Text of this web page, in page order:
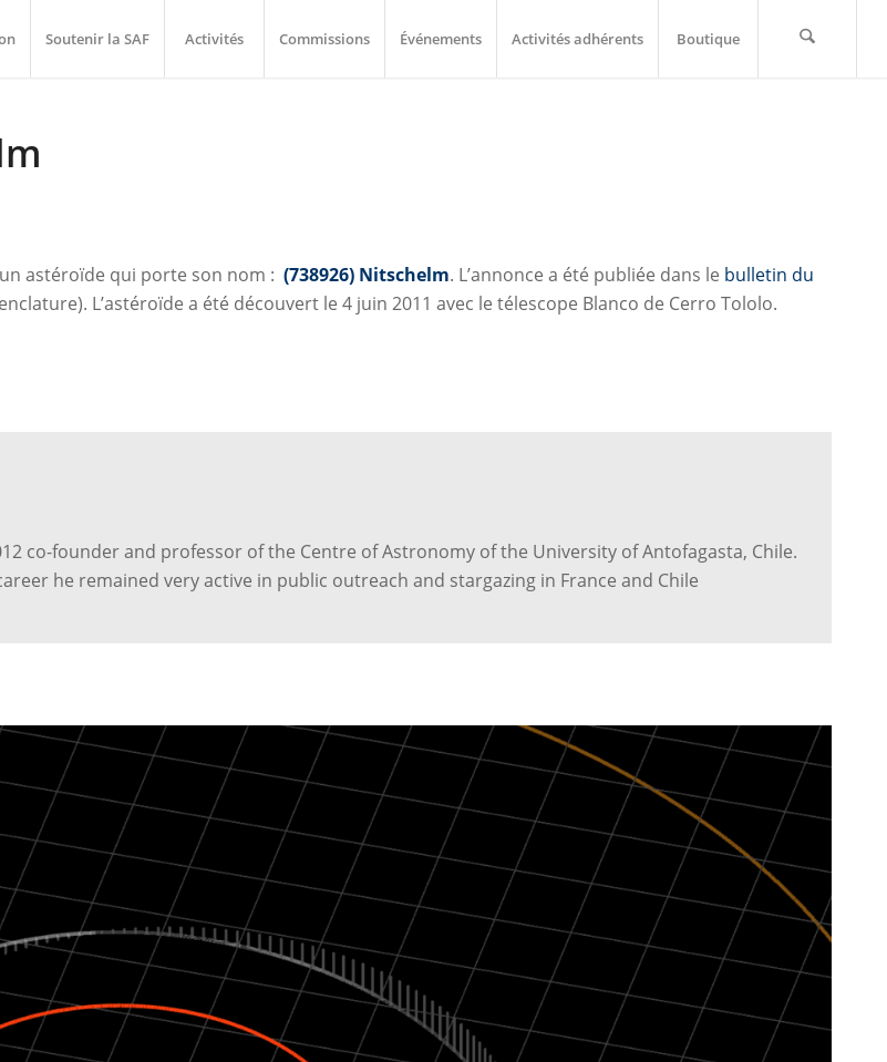
Soutenir la SAF Activités Commissions Événements Activités adhérents Boutique
astéroïde qui porte son nom : (738926) Nitschelm. L’annonce a été publiée dans le bulletin du
L’astéroïde a été découvert le 4 juin 2011 avec le télescope Blanco de Cerro Tololo.
co-founder and professor of the Centre of Astronomy of the University of Antofagasta, Chile.
he remained very active in public outreach and stargazing in France and Chile